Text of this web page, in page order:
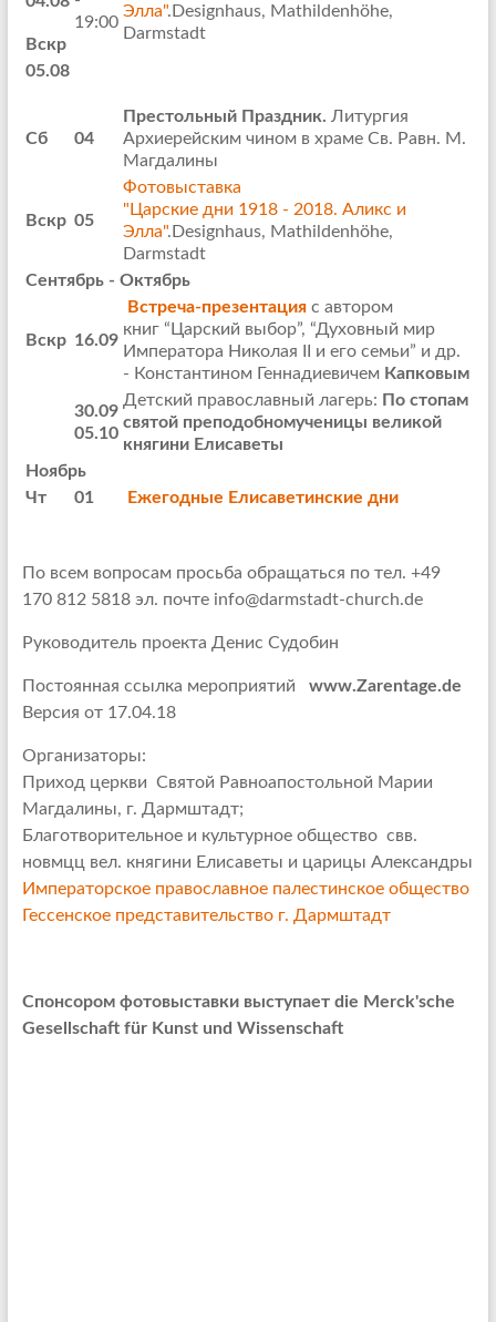
Вскр
05.08
19:00
Элла".Designhaus, Mathildenhöhe,
Darmstadt
Сб 04
Престольный Праздник. Литургия
Архиерейским чином в храме Св. Равн. М.
Магдалины
Вскр 05
Фотовыставка
"Царские дни 1918 - 2018. Аликс и
Элла".Designhaus, Mathildenhöhe,
Darmstadt
Сентябрь - Октябрь
Вскр 16.09
Встреча-презентацияс автором
книг “Царский выбор”, “Духовный мир
Императора Николая II и его семьи” и др.
- Константином Геннадиевичем Капковым
30.09
05.10
Детский православный лагерь: По стопам
святой преподобномученицы великой
княгини Елиcаветы
Ноябрь
Чт
01 Ежегодные Елисаветинские дни
По всем вопросам просьба обращаться по тел. +49
170 812 5818 эл. почте info@darmstadt-church.de
Руководитель проекта Денис Судобин
Постоянная ссылка мероприятий www.Zarentage.de
Версия от 17.04.18
Организаторы:
Приход церкви Святой Равноапостольной Марии
Магдалины, г. Дармштадт;
Благотворительное и культурное общество свв.
новмцц вел. княгини Елисаветы и царицы Александры
Императорское православное палестинское общество
Гессенское представительство г. Дармштадт
Спонсором фотовыставки выступает die Merck'sche
Gesellschaft für Kunst und Wissenschaft